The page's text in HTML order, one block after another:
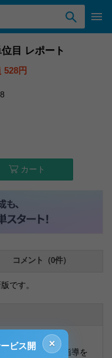
目 レポート
528円
カート
コメント（0件）
です。
授業と効果的な指導を
×
ビス開